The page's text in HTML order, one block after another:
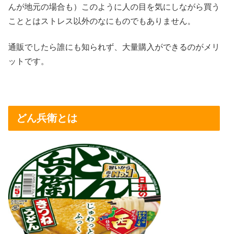
んが地元の場合も）このように人の目を気にしながら買う
こととはストレス以外のなにものでもありません。
通販でしたら誰にも知られず、大量購入ができるのがメリ
ットです。
どん兵衛とは